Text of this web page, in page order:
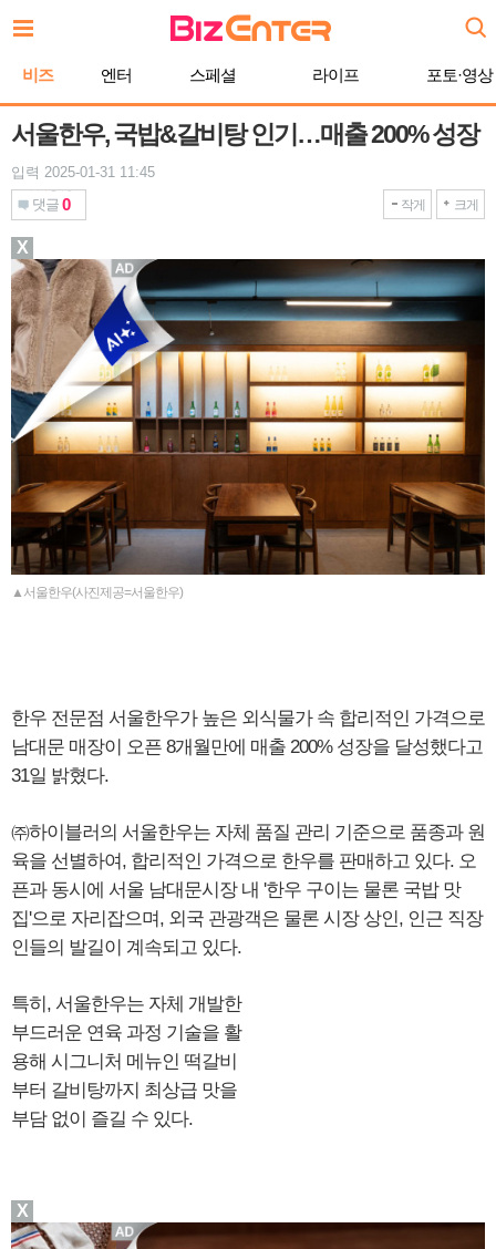
문
비즈 엔터 스페셜 라이프 포토·영상
서울한우, 국밥&갈비탕 인기…매출 200% 성장
입력 2025-01-31 11:45
댓글 0 작게 크게
▲서울한우(사진제공=서울한우)
한우 전문점 서울한우가 높은 외식물가 속 합리적인 가격으로
남대문 매장이 오픈 8개월만에 매출 200% 성장을 달성했다고
31일 밝혔다.
㈜하이블러의 서울한우는 자체 품질 관리 기준으로 품종과 원
육을 선별하여, 합리적인 가격으로 한우를 판매하고 있다. 오
픈과 동시에 서울 남대문시장 내 '한우 구이는 물론 국밥 맛
집'으로 자리잡으며, 외국 관광객은 물론 시장 상인, 인근 직장
인들의 발길이 계속되고 있다.
특히, 서울한우는 자체 개발한
부드러운 연육 과정 기술을 활
용해 시그니처 메뉴인 떡갈비
부터 갈비탕까지 최상급 맛을
부담 없이 즐길 수 있다.
X
X